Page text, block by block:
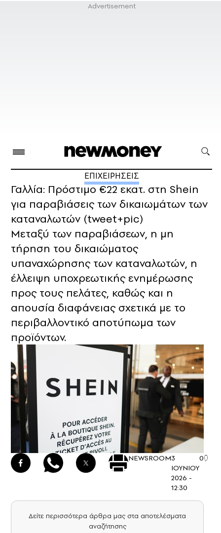
ΕΠΙΧΕΙΡΗΣΕΙΣ
Γαλλία: Πρόστιμο €22 εκατ. στη Shein
για παραβιάσεις των δικαιωμάτων των
καταναλωτών (tweet+pic)
Μεταξύ των παραβιάσεων, η μη
τήρηση του δικαιώματος
υπαναχώρησης των καταναλωτών, η
έλλειψη υποχρεωτικής ενημέρωσης
προς τους πελάτες, καθώς και η
απουσία διαφάνειας σχετικά με το
περιβαλλοντικό αποτύπωμα των
προϊόντων.
NEWSROOM3
ΙΟΥΝΙΟΥ
2026 -
12:30
0
Δείτε περισσότερα άρθρα μας στα αποτελέσματα
αναζήτησης